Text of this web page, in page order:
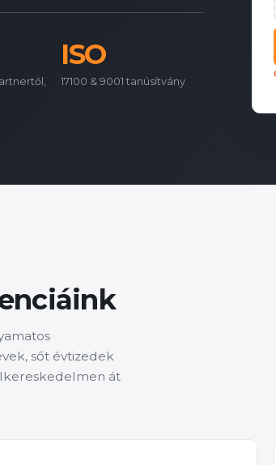
ISO
17100 & 9001 tanúsítvány
sőt évtizedek
át